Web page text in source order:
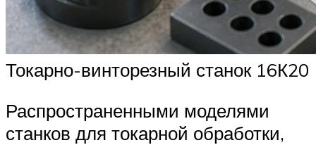
Токарно-винторезный станок 16К20
Распространенными моделями
станков для токарной обработки,